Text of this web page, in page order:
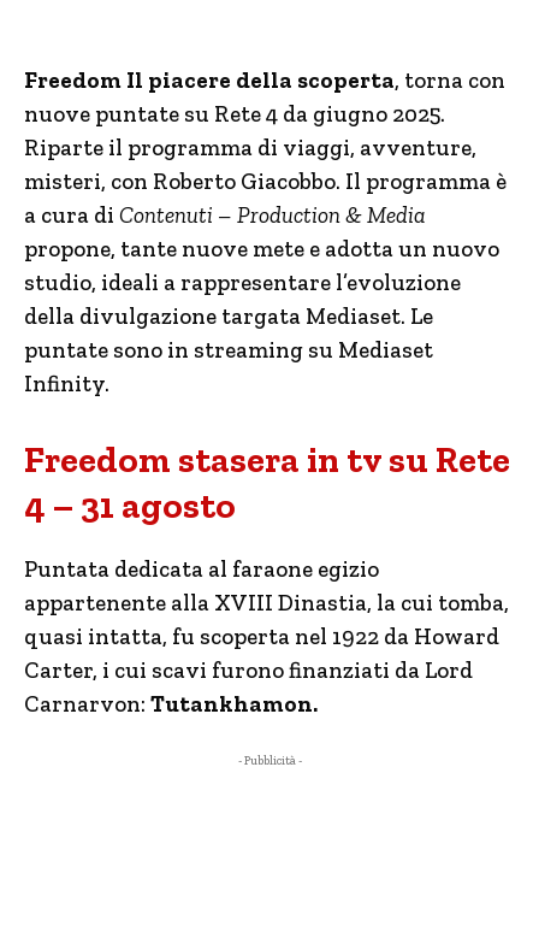
Freedom Il piacere della scoperta, torna con
nuove puntate su Rete 4 da giugno 2025.
Riparte il programma di viaggi, avventure,
misteri, con Roberto Giacobbo. Il programma è
a cura di Contenuti – Production & Media
propone, tante nuove mete e adotta un nuovo
studio, ideali a rappresentare l’evoluzione
della divulgazione targata Mediaset. Le
puntate sono in streaming su Mediaset
Infinity.
Freedom stasera in tv su Rete
4 – 31 agosto
Puntata dedicata al faraone egizio
appartenente alla XVIII Dinastia, la cui tomba,
quasi intatta, fu scoperta nel 1922 da Howard
Carter, i cui scavi furono finanziati da Lord
Carnarvon: Tutankhamon.
- Pubblicità -